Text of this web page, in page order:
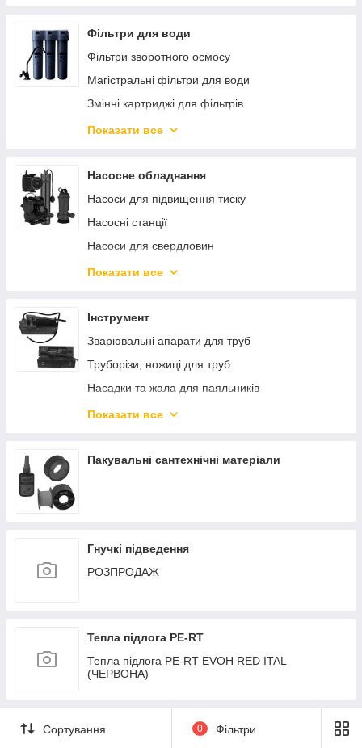
Триходові клапани та комплектуючі
Запобіжні клапани
Зворотні клапани
Фільтри грубої очистки
Групи безпеки
Лічильники води та комплектуючі
Колектори для водопостачання та опалення
Автоматичні повітровідвідники
Клапани для бойлера
Фільтри для води
Фільтри зворотного осмосу
Магістральні фільтри для води
Змінні картриджі для фільтрів
Аксесуари та деталі фільтрів
Показати все
Насосне обладнання
Насоси для підвищення тиску
Насосні станції
Насоси для свердловин
Насоси дренажно-фекальні
Гідроакумулятори
Аксесуари для насосів
Насоси циркуляційні
Комерційні насоси
Показати все
Інструмент
Зварювальні апарати для труб
Труборізи, ножиці для труб
Насадки та жала для паяльників
Торцювателі для труб
Інструмент для монтажу
Показати все
Пакувальні сантехнічні матеріали
Гнучкі підведення
РОЗПРОДАЖ
Тепла підлога PE-RT
Тепла підлога PE-RT EVOH RED ITAL
(ЧЕРВОНА)
Сортування 0 Фільтри